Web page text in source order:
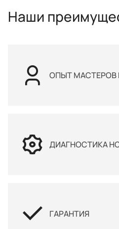
Наши
ОПЫТ МАСТЕРОВ
ГАРАНТИЯ